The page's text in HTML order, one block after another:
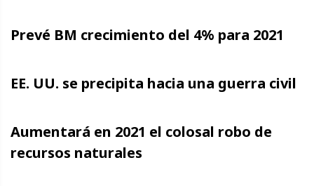
Prevé BM crecimiento del 4% para 2021
EE. UU. se precipita hacia una guerra civil
Aumentará en 2021 el colosal robo de
recursos naturales